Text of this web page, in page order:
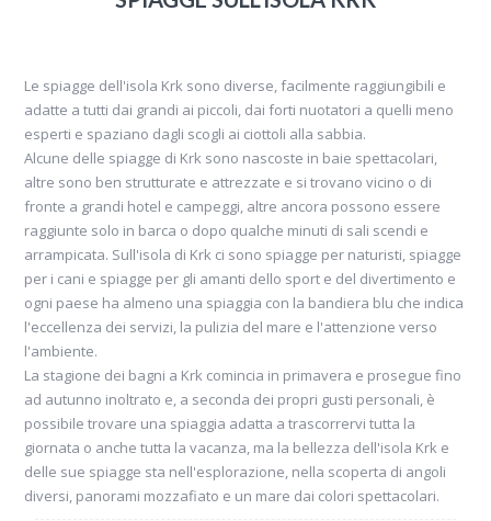
Le spiagge dell'isola Krk sono diverse, facilmente raggiungibili e
adatte a tutti dai grandi ai piccoli, dai forti nuotatori a quelli meno
esperti e spaziano dagli scogli ai ciottoli alla sabbia.
Alcune delle spiagge di Krk sono nascoste in baie spettacolari,
altre sono ben strutturate e attrezzate e si trovano vicino o di
fronte a grandi hotel e campeggi, altre ancora possono essere
raggiunte solo in barca o dopo qualche minuti di sali scendi e
arrampicata. Sull'isola di Krk ci sono spiagge per naturisti, spiagge
per i cani e spiagge per gli amanti dello sport e del divertimento e
ogni paese ha almeno una spiaggia con la bandiera blu che indica
l'eccellenza dei servizi, la pulizia del mare e l'attenzione verso
l'ambiente.
La stagione dei bagni a Krk comincia in primavera e prosegue fino
ad autunno inoltrato e, a seconda dei propri gusti personali, è
possibile trovare una spiaggia adatta a trascorrervi tutta la
giornata o anche tutta la vacanza, ma la bellezza dell'isola Krk e
delle sue spiagge sta nell'esplorazione, nella scoperta di angoli
diversi, panorami mozzafiato e un mare dai colori spettacolari.